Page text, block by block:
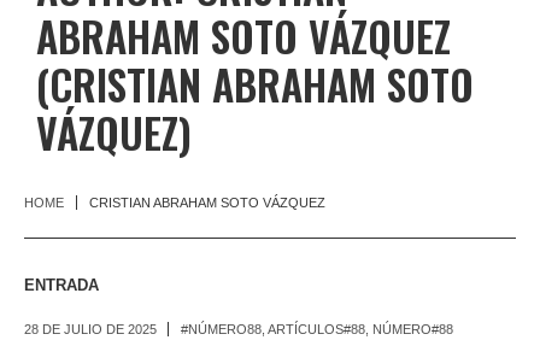
ABRAHAM SOTO VÁZQUEZ
(CRISTIAN ABRAHAM SOTO
VÁZQUEZ)
HOME CRISTIAN ABRAHAM SOTO VÁZQUEZ
ENTRADA
28 DE JULIO DE 2025 #NÚMERO88 ARTÍCULOS#88 NÚMERO#88